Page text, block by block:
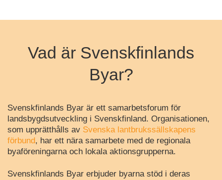
Vad är Svenskfinlands
Byar?
Svenskfinlands Byar är ett samarbetsforum för
landsbygdsutveckling i Svenskfinland. Organisationen,
som upprätthålls av Svenska lantbrukssällskapens
förbund, har ett nära samarbete med de regionala
byaföreningarna och lokala aktionsgrupperna.
Svenskfinlands Byar erbjuder byarna stöd i deras